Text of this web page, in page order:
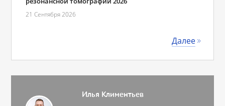
21 Сентября 2026
Далее
Илья Климентьев